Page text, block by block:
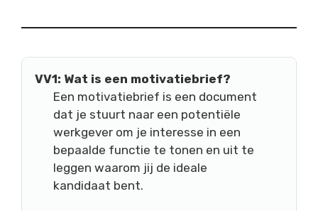
VV1: Wat is een motivatiebrief?
Een motivatiebrief is een document
dat je stuurt naar een potentiële
werkgever om je interesse in een
bepaalde functie te tonen en uit te
leggen waarom jij de ideale
kandidaat bent.